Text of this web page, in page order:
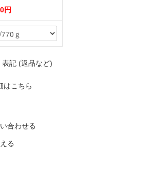
円
記 (返品など)
はこちら
合わせる
る